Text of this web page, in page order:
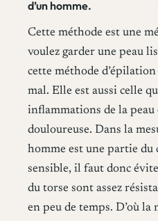
d’un homme.
Cette méthode est une
voulez garder une peau
cette méthode
mal. Elle est aussi celle
inflammations de la peau
douloureuse. Dans la
homme est une partie du
sensible, il faut donc
du torse sont assez
en peu de temps. D’où la